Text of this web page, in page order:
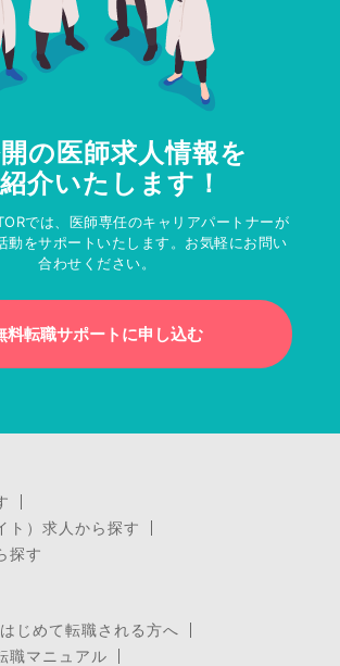
の医師求人情報を
介いたします！
では、医師専任のキャリアパートナーが
動をサポートいたします。お気軽にお問い
合わせください。
料転職サポートに申し込む
ト）求人から探す
探す
はじめて転職される方へ
職マニュアル